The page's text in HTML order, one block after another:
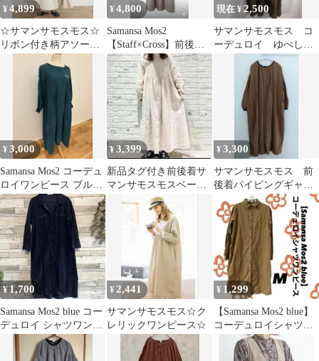
¥4,899
☆サマンサモスモス☆
リボン付き柄アソート
前後2wayワンピース
M ベージュ
¥4,800
Samansa Mos2
【Staff×Cross】前後
2wayワンピース
現在 ¥2,500
サマンサモスモス コ
ーデュロイ ゆべし前
後2WAYジャンスカ
ワンピース
¥3,000
Samansa Mos2 コーデュ
ロイワンピース ブルー
グリーン
¥3,399
新品タグ付き前後着サ
マンサモスモスベージ
ュ シャツワンピース 長
¥3,300
サマンサモスモス 前
後着パイピングギャザ
ーワンピース ブラウ
ン ブラック
¥1,700
Samansa Mos2 blue コー
デュロイ シャツワンピ
ース 紺 F
¥ 2,441
サマンサモスモス☆ク
レリックワンピース☆
¥ 1,299
【Samansa Mos2 blue】
コーデュロイシャツワ
ンピース M